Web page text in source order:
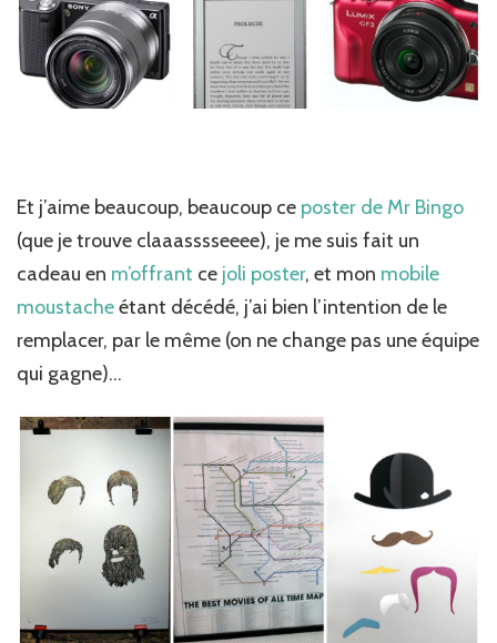
Et j’aime beaucoup, beaucoup ce poster de Mr Bingo
(que je trouve claaasssseeee), je me suis fait un
cadeau en m’offrant ce joli poster, et mon mobile
moustacheétant décédé, j’ai bien l’intention de le
remplacer, par le même (on ne change pas une équipe
qui gagne)…